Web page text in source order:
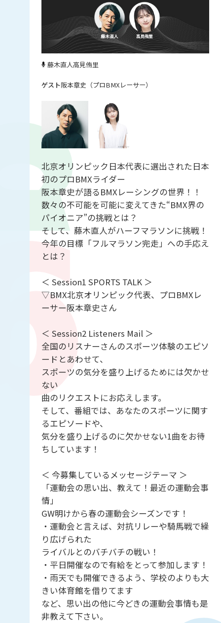
藤木直人高見侑里
阪本章史（プロBMXレーサー）
北京オリンピック日本代表に選出された日本
初のプロBMXライダー
阪本章史が語るBMXレーシングの世界！！
数々の不可能を可能に変えてきた“BMX界の
パイオニア”の挑戦とは？
そして、藤木直人がハーフマラソンに挑戦！
今年の目標「フルマラソン完走」への手応え
とは？
＜ Session1 SPORTS TALK ＞
▽BMX北京オリンピック代表、プロBMXレ
ーサー阪本章史さん
＜ Session2 Listeners Mail ＞
全国のリスナーさんのスポーツ体験のエピソ
ードとあわせて、
スポーツの気分を盛り上げるためには欠かせ
ない
曲のリクエストにお応えします。
そして、番組では、あなたのスポーツに関す
るエピソードや、
気分を盛り上げるのに欠かせない1曲をお待
ちしています！
＜ 今募集しているメッセージテーマ ＞
「運動会の思い出、教えて！最近の運動会事
情」
GW明けから春の運動会シーズンです！
・運動会と言えば、対抗リレーや騎馬戦で繰
り広げられた
ライバルとのバチバチの戦い！
・平日開催なので有給をとって参加します！
・雨天でも開催できるよう、学校のよりも大
きい体育館を借りてます
など、思い出の他に今どきの運動会事情も是
非教えて下さい。